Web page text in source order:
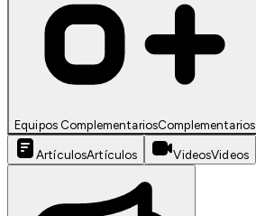
Equipos ComplementariosComplementarios
ArtículosArtículos VideosVideos